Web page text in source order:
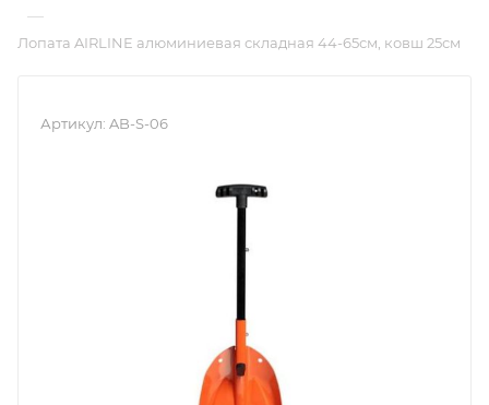
—
Лопата AIRLINE алюминиевая складная 44-65см, ковш 25см
Артикул: AB-S-06